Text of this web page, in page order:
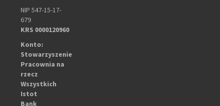
NIP 547-15-17-
679
KRS 0000120960
Konto:
Stowarzyszenie
Pracownia na
rzecz
Wszystkich
Istot
Bank